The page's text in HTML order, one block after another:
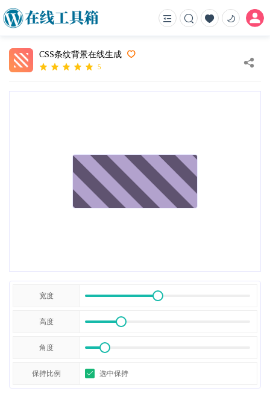
CSS条纹背景在线生成
5
宽度
高度
角度
保持比例 选中保持